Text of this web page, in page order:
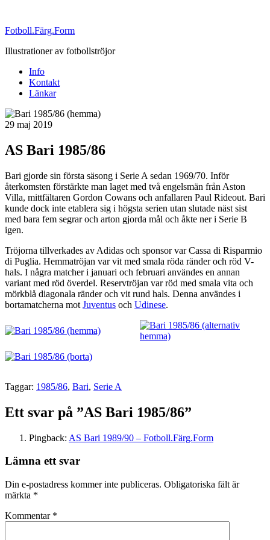
Fotboll.Färg.Form
Illustrationer av fotbollströjor
Info
Kontakt
Länkar
Publicerat
29 maj 2019
AS Bari 1985/86
Bari gjorde sin första säsong i Serie A sedan 1969/70. Inför
återkomsten förstärkte man laget med två engelsmän från Aston
Villa, mittfältaren Gordon Cowans och anfallaren Paul Rideout. Bari
kunde dock inte etablera sig i högsta serien utan slutade näst sist
med bara fem segrar och arton gjorda mål och åkte ner i Serie B
igen.
Tröjorna tillverkades av Adidas och sponsor var Cassa di Risparmio
di Puglia. Hemmatröjan var vit med smala röda ränder och röd V-
hals. I några matcher i januari och februari användes en annan
variant med röd överdel. Reservtröjan var röd med smala vita och
mörkblå diagonala ränder och vit rund hals. Denna användes i
bortamatcherna mot Juventus och Udinese.
Taggar: 1985/86, Bari, Serie A
Ett svar på ”AS Bari 1985/86”
Pingback: AS Bari 1989/90 – Fotboll.Färg.Form
Lämna ett svar
Din e-postadress kommer inte publiceras. Obligatoriska fält är
märkta *
Kommentar *